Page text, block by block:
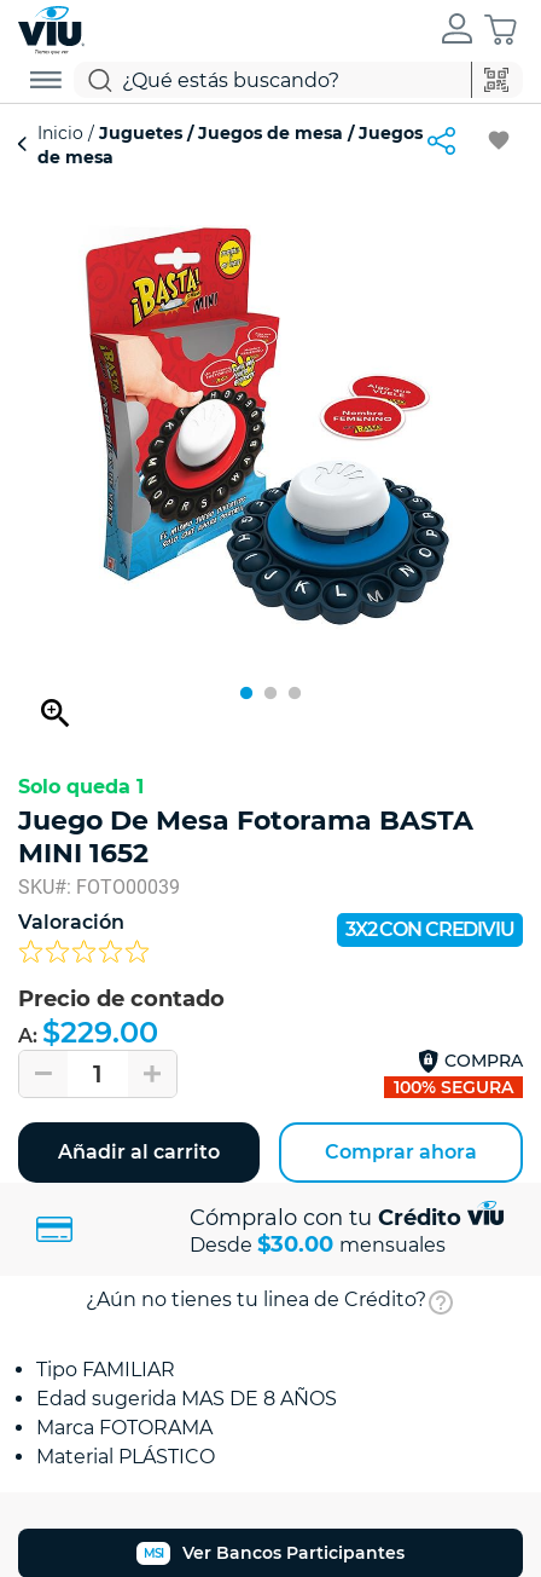
Inicio Juguetes Juegos de mesa Juegos
de mesa
favorite
zoom_in
Solo queda 1
Juego De Mesa Fotorama BASTA
MINI 1652
SKU#: FOTO00039
Valoración
Precio de contado
A: $229.00
1
3X2 CON CREDIVIU
COMPRA
100% SEGURA
Añadir al carrito Comprar ahora
Cómpralo con tu Crédito
Desde $30.00 mensuales
¿Aún no tienes tu linea de Crédito?
Tipo FAMILIAR
Edad sugerida MAS DE 8 AÑOS
Marca FOTORAMA
Material PLÁSTICO
MSI Ver Bancos Participantes